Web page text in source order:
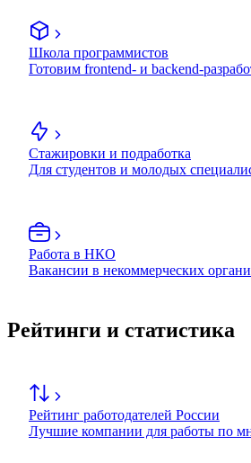
Школа программистов
Готовим frontend- и backend-
Стажировки и подработка
Для студентов и молодых
Работа в НКО
Вакансии в некоммерческих
Рейтинги и статистика
Рейтинг работодателей России
Лучшие компании для работы по